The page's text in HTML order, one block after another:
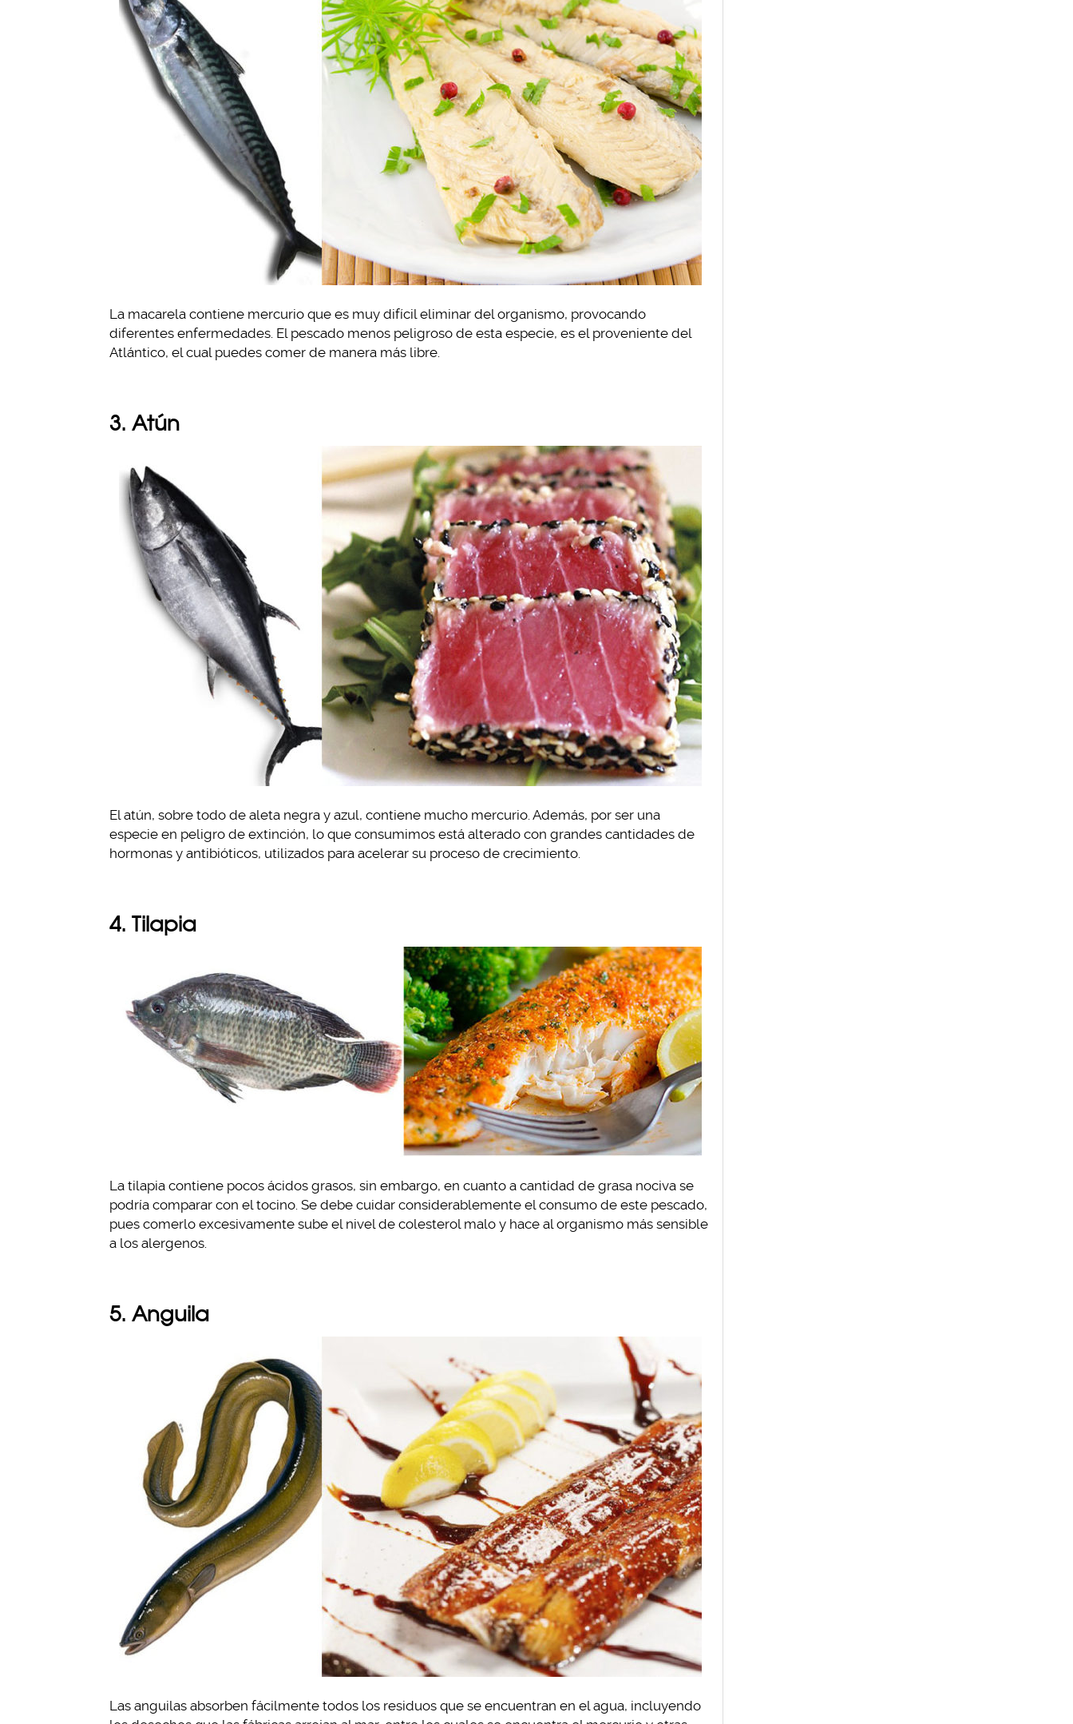
La macarela contiene mercurio que es muy difícil eliminar del organismo, provocando
diferentes enfermedades. El pescado menos peligroso de esta especie, es el proveniente del
Atlántico, el cual puedes comer de manera más libre.
3. Atún
El atún, sobre todo de aleta negra y azul, contiene mucho mercurio. Además, por ser una
especie en peligro de extinción, lo que consumimos está alterado con grandes cantidades de
hormonas y antibióticos, utilizados para acelerar su proceso de crecimiento.
4. Tilapia
La tilapia contiene pocos ácidos grasos, sin embargo, en cuanto a cantidad de grasa nociva se
podría comparar con el tocino. Se debe cuidar considerablemente el consumo de este pescado,
pues comerlo excesivamente sube el nivel de colesterol malo y hace al organismo más sensible
a los alergenos.
5. Anguila
Las anguilas absorben fácilmente todos los residuos que se encuentran en el agua, incluyendo